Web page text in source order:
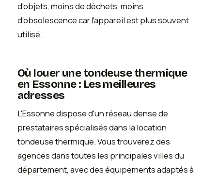
d'objets, moins de déchets, moins
d'obsolescence car l'appareil est plus souvent
utilisé.
Où louer une tondeuse thermique
en Essonne : Les meilleures
adresses
L'Essonne dispose d'un réseau dense de
prestataires spécialisés dans la location
tondeuse thermique. Vous trouverez des
agences dans toutes les principales villes du
département, avec des équipements adaptés à